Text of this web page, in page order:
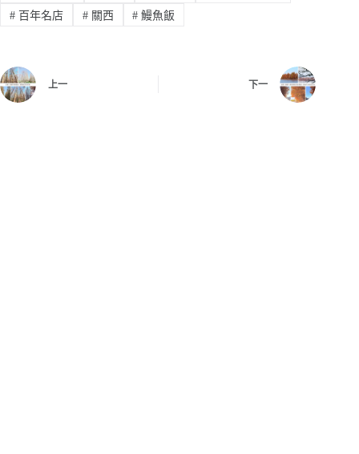
#百年名店 #關西 # 鰻魚飯
上一 下一